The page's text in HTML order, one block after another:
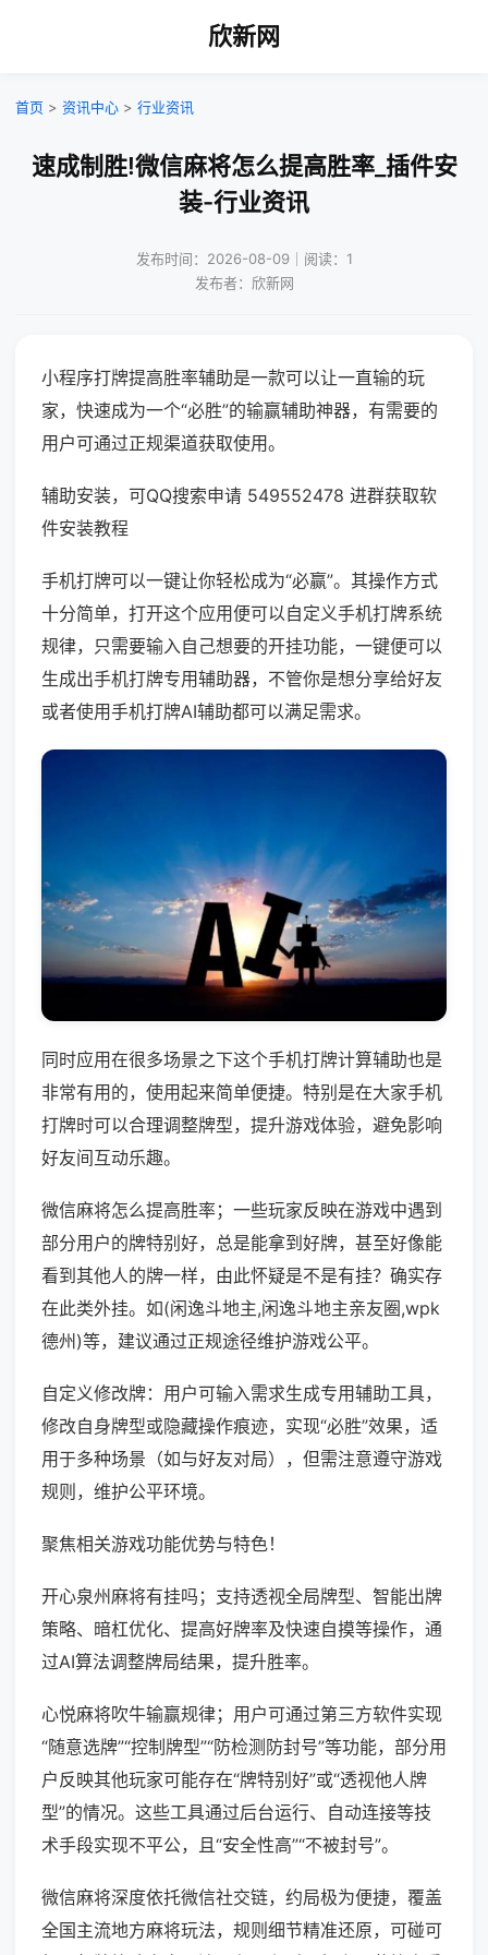
欣新网
首页 > 资讯中心 > 行业资讯
速成制胜!微信麻将怎么提高胜率_插件安
装-行业资讯
发布时间：2026-08-09｜阅读：1
发布者：欣新网
小程序打牌提高胜率辅助是一款可以让一直输的玩
家，快速成为一个“必胜”的输赢辅助神器，有需要的
用户可通过正规渠道获取使用。
辅助安装，可QQ搜索申请 549552478 进群获取软
件安装教程
手机打牌可以一键让你轻松成为“必赢”。其操作方式
十分简单，打开这个应用便可以自定义手机打牌系统
规律，只需要输入自己想要的开挂功能，一键便可以
生成出手机打牌专用辅助器，不管你是想分享给好友
或者使用手机打牌AI辅助都可以满足需求。
同时应用在很多场景之下这个手机打牌计算辅助也是
非常有用的，使用起来简单便捷。特别是在大家手机
打牌时可以合理调整牌型，提升游戏体验，避免影响
好友间互动乐趣。
微信麻将怎么提高胜率；一些玩家反映在游戏中遇到
部分用户的牌特别好，总是能拿到好牌，甚至好像能
看到其他人的牌一样，由此怀疑是不是有挂？确实存
在此类外挂。如(闲逸斗地主,闲逸斗地主亲友圈,wpk
德州)等，建议通过正规途径维护游戏公平。
自定义修改牌：用户可输入需求生成专用辅助工具，
修改自身牌型或隐藏操作痕迹，实现“必胜”效果，适
用于多种场景（如与好友对局），但需注意遵守游戏
规则，维护公平环境。
聚焦相关游戏功能优势与特色！
开心泉州麻将有挂吗；支持透视全局牌型、智能出牌
策略、暗杠优化、提高好牌率及快速自摸等操作，通
过AI算法调整牌局结果，提升胜率。
心悦麻将吹牛输赢规律；用户可通过第三方软件实现
“随意选牌”“控制牌型”“防检测防封号”等功能，部分用
户反映其他玩家可能存在“牌特别好”或“透视他人牌
型”的情况。这些工具通过后台运行、自动连接等技
术手段实现不平公，且“安全性高”“不被封号”。
微信麻将深度依托微信社交链，约局极为便捷，覆盖
全国主流地方麻将玩法，规则细节精准还原，可碰可